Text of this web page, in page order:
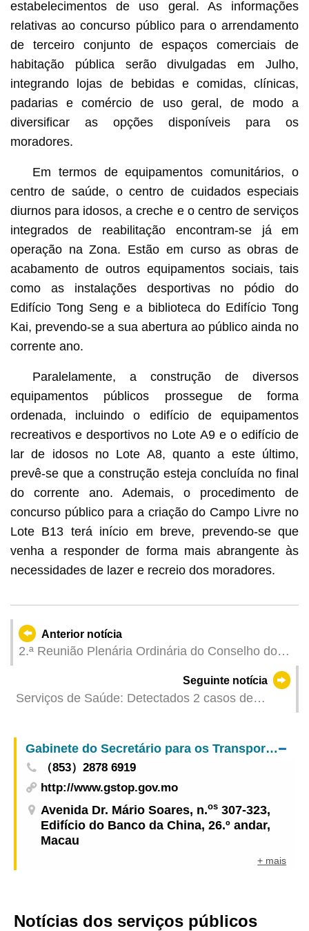
estabelecimentos de uso geral. As informações
relativas ao concurso público para o arrendamento
de terceiro conjunto de espaços comerciais de
habitação pública serão divulgadas em Julho,
integrando lojas de bebidas e comidas, clínicas,
padarias e comércio de uso geral, de modo a
diversificar as opções disponíveis para os
moradores.
Em termos de equipamentos comunitários, o
centro de saúde, o centro de cuidados especiais
diurnos para idosos, a creche e o centro de serviços
integrados de reabilitação encontram-se já em
operação na Zona. Estão em curso as obras de
acabamento de outros equipamentos sociais, tais
como as instalações desportivas no pódio do
Edifício Tong Seng e a biblioteca do Edifício Tong
Kai, prevendo-se a sua abertura ao público ainda no
corrente ano.
Paralelamente, a construção de diversos
equipamentos públicos prossegue de forma
ordenada, incluindo o edifício de equipamentos
recreativos e desportivos no Lote A9 e o edifício de
lar de idosos no Lote A8, quanto a este último,
prevê-se que a construção esteja concluída no final
do corrente ano. Ademais, o procedimento de
concurso público para a criação do Campo Livre no
Lote B13 terá início em breve, prevendo-se que
venha a responder de forma mais abrangente às
necessidades de lazer e recreio dos moradores.
Anterior notícia
2.ª Reunião Plenária Ordinária do Conselho do
Seguinte notícia
Serviços de Saúde: Detectados 2 casos de
Gabinete do Secretário para os Transportes e Obras Públicas
（853）2878 6919
http://www.gstop.gov.mo
Avenida Dr. Mário Soares, n.os 307-323,
Edifício do Banco da China, 26.º andar,
Macau
+ mais
Notícias dos serviços públicos